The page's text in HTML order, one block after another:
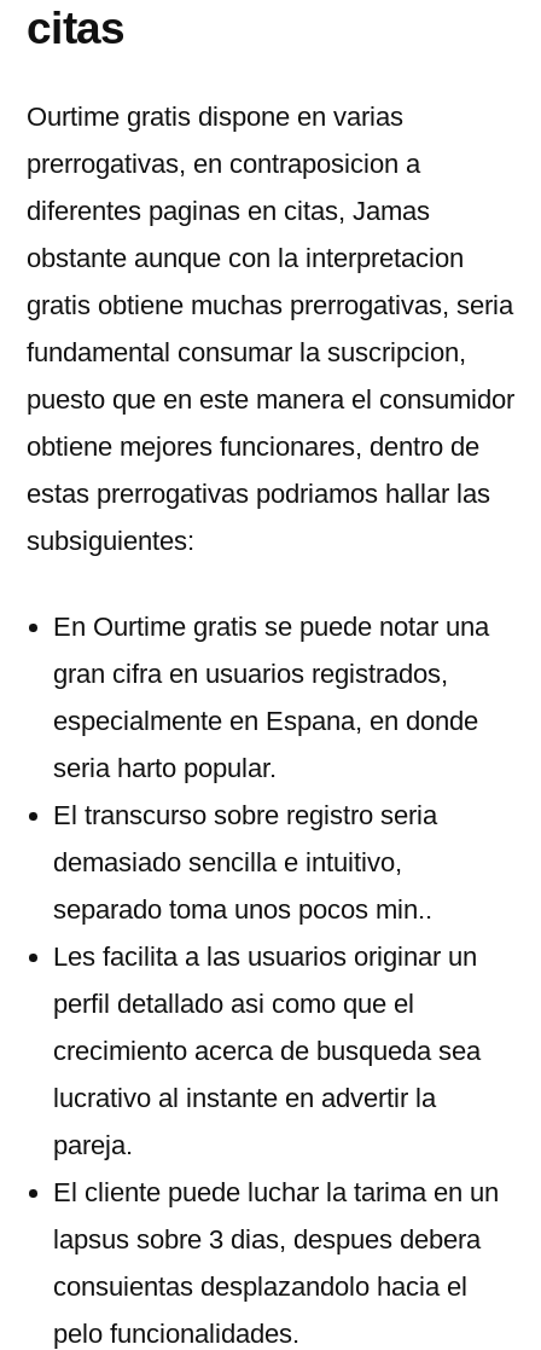
citas
Ourtime gratis dispone en varias
prerrogativas, en contraposicion a
diferentes paginas en citas, Jamas
obstante aunque con la interpretacion
gratis obtiene muchas prerrogativas, seria
fundamental consumar la suscripcion,
puesto que en este manera el consumidor
obtiene mejores funcionares, dentro de
estas prerrogativas podriamos hallar las
subsiguientes:
En Ourtime gratis se puede notar una
gran cifra en usuarios registrados,
especialmente en Espana, en donde
seria harto popular.
El transcurso sobre registro seria
demasiado sencilla e intuitivo,
separado toma unos pocos min..
Les facilita a las usuarios originar un
perfil detallado asi como que el
crecimiento acerca de busqueda sea
lucrativo al instante en advertir la
pareja.
El cliente puede luchar la tarima en un
lapsus sobre 3 dias, despues debera
consuientas desplazandolo hacia el
pelo funcionalidades.